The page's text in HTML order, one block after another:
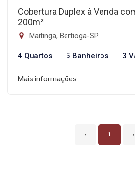
Cobertura Duplex à Venda
200m²
Maitinga, Bertioga-SP
4 Quartos 5 Banheiros 3
Mais informações
‹ 1 ›